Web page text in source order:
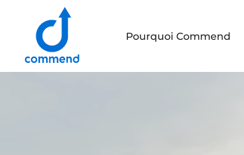
Scroll to content
Pourquoi Commend